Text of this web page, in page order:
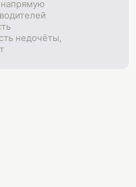
недочёты,